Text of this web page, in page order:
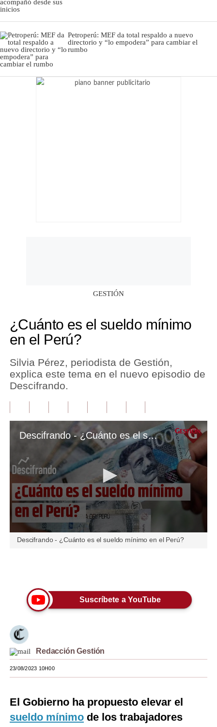
Petroperú: MEF da total respaldo a nuevo
directorio y “lo empodera” para cambiar el
rumbo